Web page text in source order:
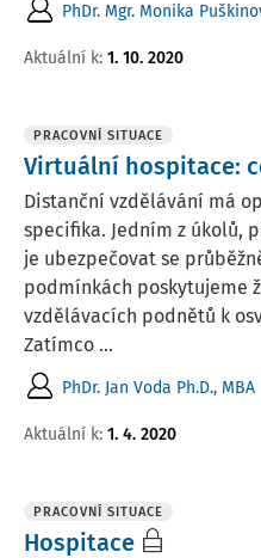
PhDr. Mgr. Monika
Aktuální k: 1. 10. 2020
PRACOVNÍ SITUACE
Virtuální hospitace:
Distanční vzdělávání má
specifika. Jedním z úkolů,
je ubezpečovat se
podmínkách poskytujeme
vzdělávacích podnětů k
Zatímco ...
PhDr. Jan Voda Ph.D., MBA
Aktuální k: 1. 4. 2020
PRACOVNÍ SITUACE
Hospitace